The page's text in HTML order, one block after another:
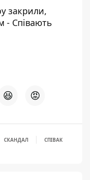
закрили,
- Співають
😆 😡
СКАНДАЛ СПІВАК